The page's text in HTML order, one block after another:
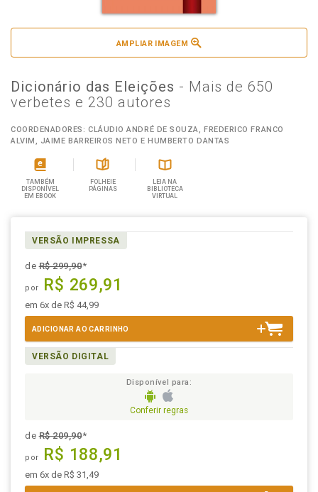
AMPLIAR IMAGEM
Dicionário das Eleições - Mais de 650
verbetes e 230 autores
COORDENADORES: CLÁUDIO ANDRÉ DE SOUZA, FREDERICO FRANCO
ALVIM, JAIME BARREIROS NETO E HUMBERTO DANTAS
TAMBÉM
DISPONÍVEL
EM EBOOK
FOLHEIE
PÁGINAS
LEIA NA
BIBLIOTECA
VIRTUAL
VERSÃO IMPRESSA
deR$ 299,90*
por R$ 269,91
em 6x de R$ 44,99
ADICIONAR AO CARRINHO
VERSÃO DIGITAL
Disponível para:
Conferir regras
deR$ 209,90*
por R$ 188,91
em 6x de R$ 31,49